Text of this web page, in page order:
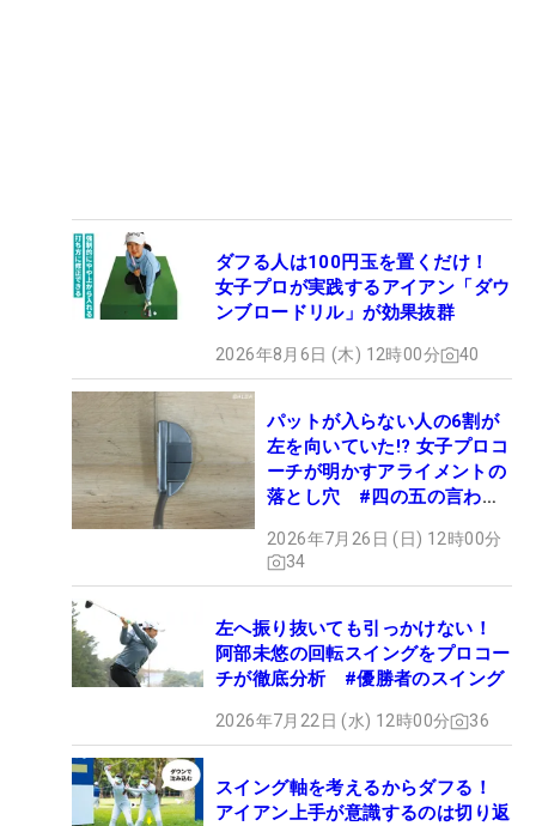
ダフる人は100円玉を置くだけ！
女子プロが実践するアイアン「ダウ
ンブロードリル」が効果抜群
2026年8月6日 (木) 12時00分 40
パットが入らない人の6割が
左を向いていた!? 女子プロコ
ーチが明かすアライメントの
落とし穴 #四の五の言わず
2026年7月26日 (日) 12時00分
34
左へ振り抜いても引っかけない！
阿部未悠の回転スイングをプロコー
チが徹底分析 #優勝者のスイング
2026年7月22日 (水) 12時00分 36
スイング軸を考えるからダフる！
アイアン上手が意識するのは切り返